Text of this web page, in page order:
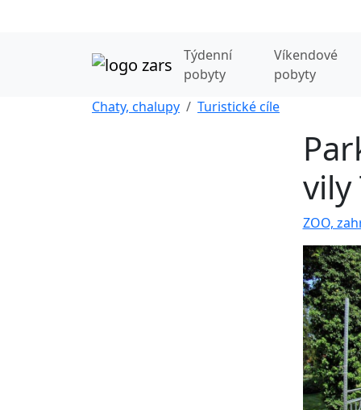
Týdenní
pobyty
Víkendové
pobyty
Chaty, chalupy
Turistické cíle
vily
ZOO,